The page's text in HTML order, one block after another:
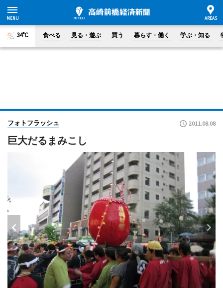
34°C 食べる 見る・遊ぶ 買う 暮らす・働く 学ぶ・知る
フォトフラッシュ 2011.08.08
巨大だるまみこし